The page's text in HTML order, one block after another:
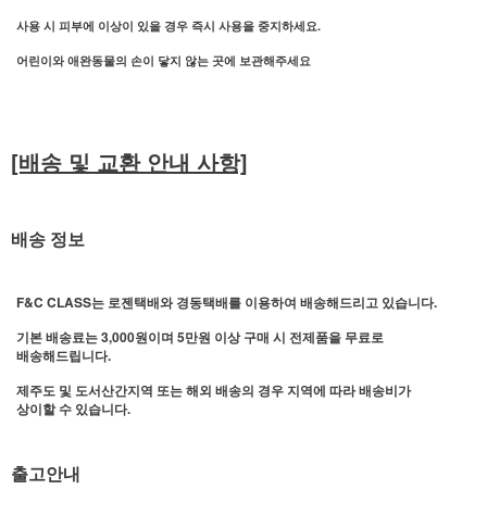
사용 시 피부에 이상이 있을 경우 즉시 사용을 중지하세요.
어린이와 애완동물의 손이 닿지 않는 곳에 보관해주세요
[배송 및 교환 안내 사항]
배송 정보
F&C CLASS는 로젠택배와 경동택배를 이용하여 배송해드리고 있습니다.
기본 배송료는 3,000원이며 5만원 이상 구매 시 전제품을 무료로
배송해드립니다.
제주도 및 도서산간지역 또는 해외 배송의 경우 지역에 따라 배송비가
상이할 수 있습니다.
출고안내